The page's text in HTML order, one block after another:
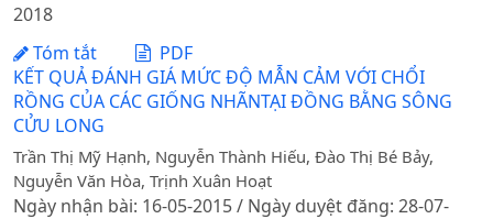
2018
Tóm tắt
PDF
KẾT QUẢ ĐÁNH GIÁ MỨC ĐỘ MẪN CẢM VỚI CHỔI
RỒNG CỦA CÁC GIỐNG NHÃNTẠI ĐỒNG BẰNG SÔNG
CỬU LONG
Trần Thị Mỹ Hạnh, Nguyễn Thành Hiếu, Đào Thị Bé Bảy,
Nguyễn Văn Hòa, Trịnh Xuân Hoạt
Ngày nhận bài: 16-05-2015 / Ngày duyệt đăng: 28-07-